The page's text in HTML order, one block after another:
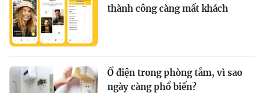
thành công càng mất khách
Ổ điện trong phòng tắm, vì sao
ngày càng phổ biến?